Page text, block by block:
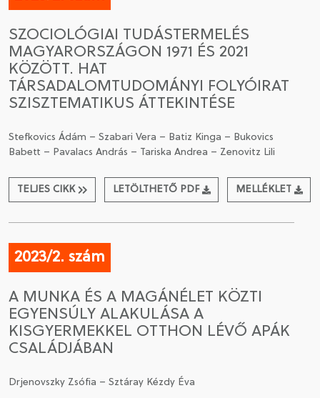
SZOCIOLÓGIAI TUDÁSTERMELÉS
MAGYARORSZÁGON 1971 ÉS 2021
KÖZÖTT. HAT
TÁRSADALOMTUDOMÁNYI FOLYÓIRAT
SZISZTEMATIKUS ÁTTEKINTÉSE
Stefkovics Ádám – Szabari Vera – Batiz Kinga – Bukovics
Babett – Pavalacs András – Tariska Andrea – Zenovitz Lili
TELJES CIKK LETÖLTHETŐ PDF MELLÉKLET
2023/2. szám
A MUNKA ÉS A MAGÁNÉLET KÖZTI
EGYENSÚLY ALAKULÁSA A
KISGYERMEKKEL OTTHON LÉVŐ APÁK
CSALÁDJÁBAN
Drjenovszky Zsófia – Sztáray Kézdy Éva